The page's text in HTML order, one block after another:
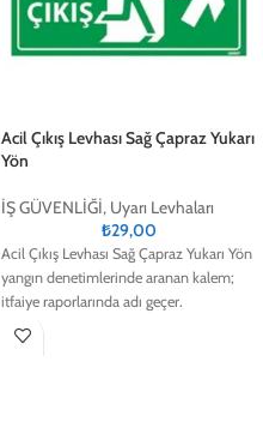
Acil Çıkış Levhası Sağ Çapraz Yukarı
Yön
İŞ GÜVENLİĞİ, Uyarı Levhaları
₺29,00
Acil Çıkış Levhası Sağ Çapraz Yukarı Yön
yangın denetimlerinde aranan kalem;
itfaiye raporlarında adı geçer.